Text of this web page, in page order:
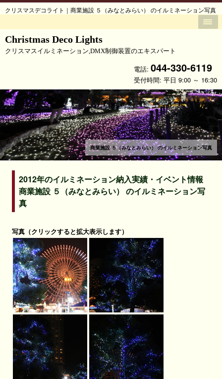
クリスマスデコライト｜商業施設 ５（みなとみらい） のイルミネーション写真
Christmas Deco Lights
クリスマスイルミネーション,DMX制御装置のエキスパート
電話: 044-330-6119
受付時間: 平日 9:00 ～ 16:30
商業施設 ５（みなとみらい） のイルミネーション写真
2012年のイルミネーション納入実績・イベント情報
商業施設 ５（みなとみらい） のイルミネーション写
真
写真（クリックすると拡大表示します）